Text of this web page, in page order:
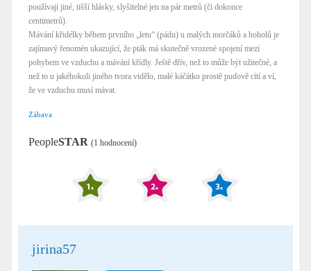
používají jiné, tišší hlásky, slyšitelné jen na pár metrů (či dokonce
centimetrů).
Mávání křidélky během prvního „letu“ (pádu) u malých morčáků a hoholů je
zajímavý fenomén ukazující, že pták má skutečně vrozené spojení mezi
pohybem ve vzduchu a mávání křídly. Ještě dřív, než to může být užitečné, a
než to u jakéhokoli jiného tvora vidělo, malé káčátko prostě pudově cítí a ví,
že ve vzduchu musí mávat.
Zábava
PeopleSTAR (1 hodnocení)
jirina57